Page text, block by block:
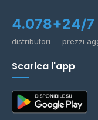
4.078+
distributori
24/7
prezzi
Scarica l'app